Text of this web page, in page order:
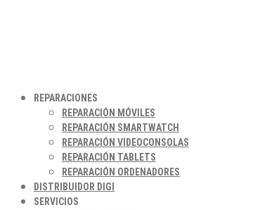
REPARACIONES
REPARACIÓN MÓVILES
REPARACIÓN SMARTWATCH
REPARACIÓN VIDEOCONSOLAS
REPARACIÓN TABLETS
REPARACIÓN ORDENADORES
DISTRIBUIDOR DIGI
SERVICIOS